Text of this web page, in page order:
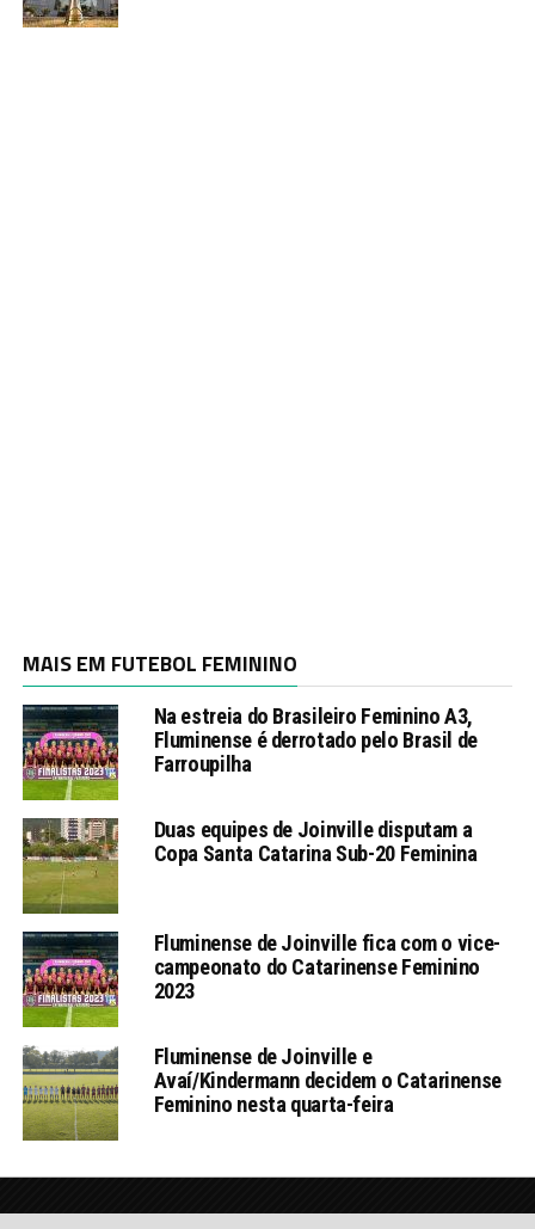
MAIS EM FUTEBOL FEMININO
Na estreia do Brasileiro Feminino A3,
Fluminense é derrotado pelo Brasil de
Farroupilha
Duas equipes de Joinville disputam a
Copa Santa Catarina Sub-20 Feminina
Fluminense de Joinville fica com o vice-
campeonato do Catarinense Feminino
2023
Fluminense de Joinville e
Avaí/Kindermann decidem o Catarinense
Feminino nesta quarta-feira